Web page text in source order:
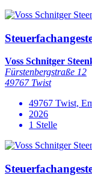
Voss Schnitger
Fürstenbergstraße 12
49767 Twist
49767 Twist,
2026
1 Stelle